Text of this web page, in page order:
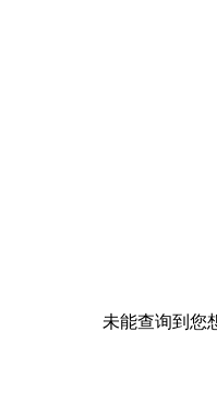
未能查询到您